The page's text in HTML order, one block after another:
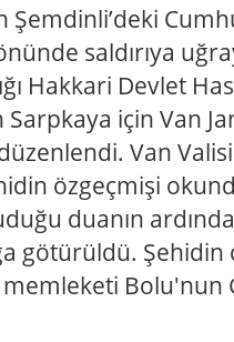
Şemdinli’deki
saldırıya
Hakkari Devlet
Sarpkaya için Van
Van
özgeçmişi
duanın
götürüldü. Şehidin
Bolu'nun